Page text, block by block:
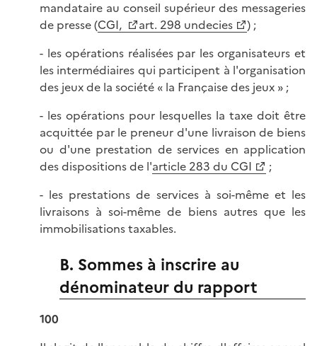
mandataire au conseil supérieur des messageries
de presse (CGI, art. 298 undecies
) ;
- les opérations réalisées par les organisateurs et
les intermédiaires qui participent à l'organisation
des jeux de la société « la Française des jeux » ;
- les opérations pour lesquelles la taxe doit être
acquittée par le preneur d'une livraison de biens
ou d'une prestation de services en application
des dispositions de l'article 283 du CGI
;
- les prestations de services à soi-même et les
livraisons à soi-même de biens autres que les
immobilisations taxables.
B. Sommes à inscrire au
dénominateur du rapport
100